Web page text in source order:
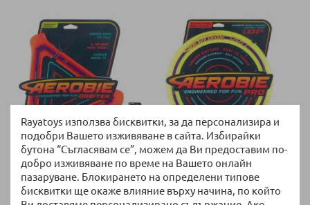
Rayatoys използва бисквитки, за да персонализира и
подобри Вашето изживяване в сайта. Избирайки
бутона “Съгласявам се”, можем да Ви предоставим по-
добро изживяване по време на Вашето онлайн
пазаруване. Блокирането на определени типове
бисквитки ще окаже влияние върху начина, по който
НАЛИЧНО
Бумеранг Spin Master Aerobie
Orbiter
НАЛИЧНО
Фризби Spin Master Aerobie
Pro, 33 см